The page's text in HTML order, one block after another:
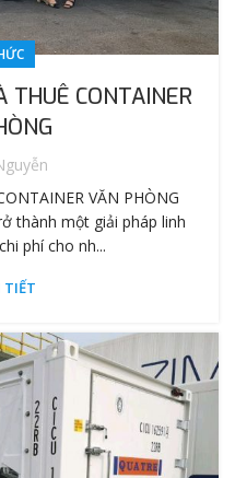
THUÊ CONTAINER
VĂN PHÒNG
thành một giải pháp linh
phí cho nh...
TIẾT